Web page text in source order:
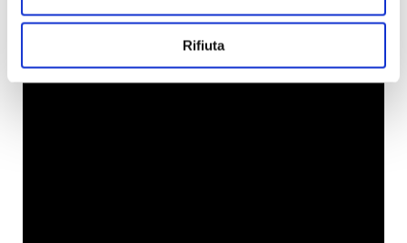
Rifiuta
Anche “Il fantasma di Tom Joad” farà parte del mio
nuovo lavoro e non poteva essere altrimenti!